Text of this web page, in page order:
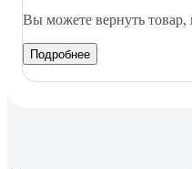
Вы можете вернуть товар,
Подробнее